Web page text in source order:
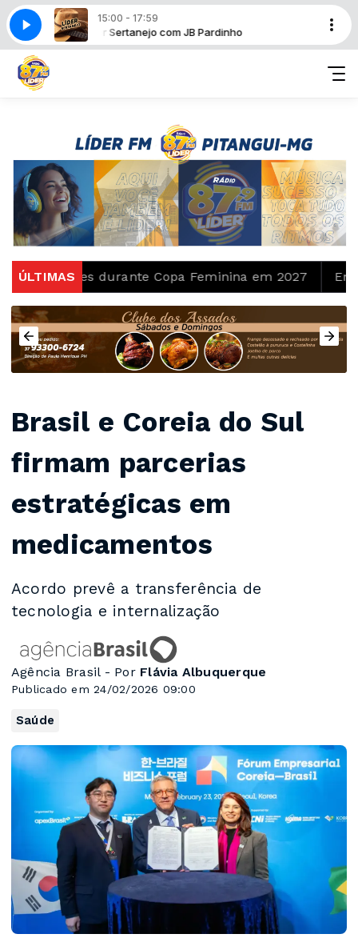
15:00 - 17:59
Líder Sertanejo com JB Pardinho
ÚLTIMAS
durante Copa Feminina em 2027 Em nova
Brasil e Coreia do Sul
firmam parcerias
estratégicas em
medicamentos
Acordo prevê a transferência de
tecnologia e internalização
Agência Brasil - Por Flávia Albuquerque
Publicado em 24/02/2026 09:00
Saúde